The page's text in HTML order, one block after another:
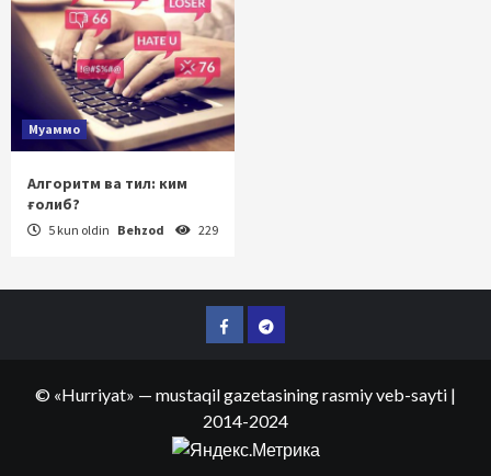
Муаммо
Алгоритм ва тил: ким
ғолиб?
5 kun oldin Behzod 229
FacebookTelegram
© «Hurriyat» — mustaqil gazetasining rasmiy veb-sayti |
2014-2024